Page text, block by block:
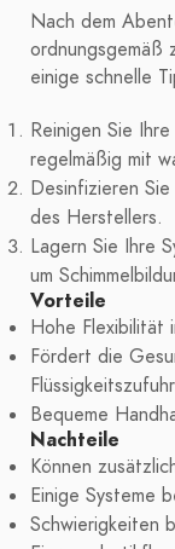
Nach dem
ordnungsgemäß
einige schnelle
Reinigen Sie
regelmäßig mit
Desinfizieren
des Herstellers.
Lagern Sie Ihre
um
Vorteile
Hohe Flexibilität
Fördert die
Bequeme
Nachteile
Können
Einige Systeme
Schwierigkeiten